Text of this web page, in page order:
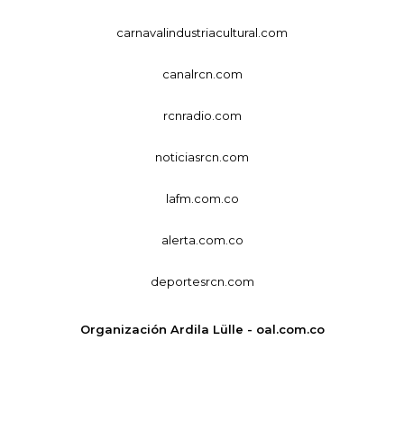
carnavalindustriacultural.com
canalrcn.com
rcnradio.com
noticiasrcn.com
lafm.com.co
alerta.com.co
deportesrcn.com
Organización Ardila Lülle - oal.com.co